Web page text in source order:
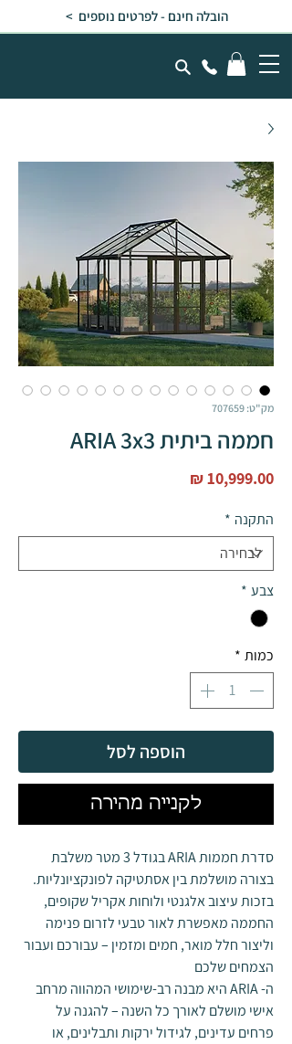
הובלה חינם - לפרטים נוספים >
מק"ט: 707659
חממה ביתית ARIA 3x3
התקנה *
צבע *
כמות *
הוספה לסל
לקנייה מהירה
סדרת חממות ARIA בגודל 3 מטר משלבת
בצורה מושלמת בין אסתטיקה לפונקציונליות.
בזכות עיצוב אלגנטי ולוחות אקריל שקופים,
החממה מאפשרת לאור טבעי לזרום פנימה
וליצור חלל מואר, חמים ומזמין – עבורכם ועבור
הצמחים שלכם
ה- ARIA היא מבנה רב-שימושי המהווה מרחב
אישי מושלם לאורך כל השנה – להגנה על
פרחים עדינים, לגידול ירקות ותבלינים, או